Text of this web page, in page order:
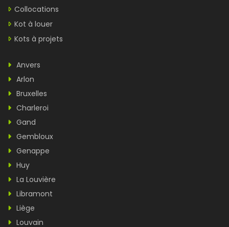
Collocations
Kot à louer
Kots à projets
Anvers
Arlon
Bruxelles
Charleroi
Gand
Gembloux
Genappe
Huy
La Louvière
Libramont
Liège
Louvain